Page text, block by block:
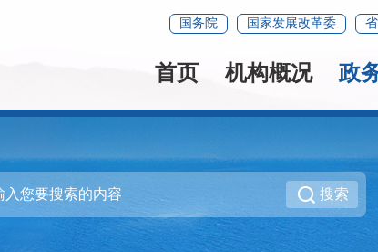
国务院 国家发展改革委
首页 机构概况 政
搜索